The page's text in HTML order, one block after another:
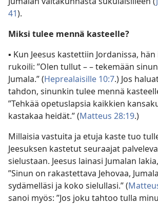
41).
Miksi tulee mennä kasteelle?
▪ Kun Jeesus kastettiin Jordanissa,
rukoili: ”Olen tullut – – tekemään
Jumala.” (Heprealaisille 10:7.) Jos
tahdon, sinunkin tulee mennä
”Tehkää opetuslapsia kaikkien
kastakaa heidät.” (Matteus 28:19.)
Millaisia vastuita ja etuja kaste tuo
Jeesuksen kastetut seuraajat
sielustaan. Jeesus lainasi Jumalan
”Sinun on rakastettava Jehovaa,
sydämelläsi ja koko sielullasi.” (
sanoi myös: ”Jos joku tahtoo tulla